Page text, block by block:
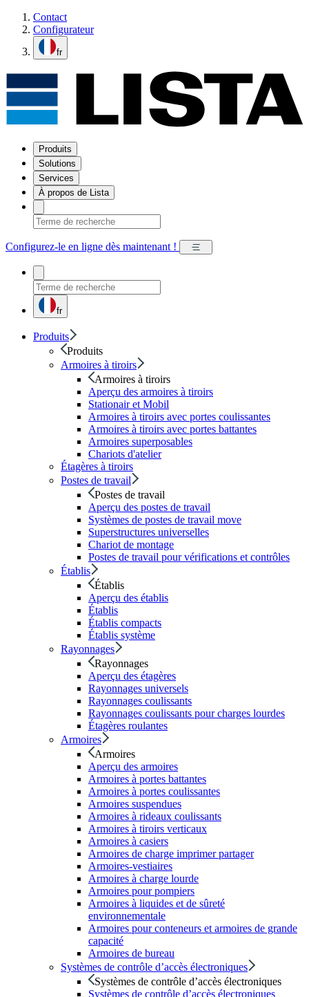
Contact
Configurateur
fr
Produits
Solutions
Services
À propos de Lista
Configurez-le en ligne dès maintenant !
fr
Produits
Produits
Armoires à tiroirs
Armoires à tiroirs
Aperçu des armoires à tiroirs
Stationair et Mobil
Armoires à tiroirs avec portes coulissantes
Armoires à tiroirs avec portes battantes
Armoires superposables
Chariots d'atelier
Étagères à tiroirs
Postes de travail
Postes de travail
Aperçu des postes de travail
Systèmes de postes de travail move
Superstructures universelles
Chariot de montage
Postes de travail pour vérifications et contrôles
Établis
Établis
Aperçu des établis
Établis
Établis compacts
Établis système
Rayonnages
Rayonnages
Aperçu des étagères
Rayonnages universels
Rayonnages coulissants
Rayonnages coulissants pour charges lourdes
Étagères roulantes
Armoires
Armoires
Aperçu des armoires
Armoires à portes battantes
Armoires à portes coulissantes
Armoires suspendues
Armoires à rideaux coulissants
Armoires à tiroirs verticaux
Armoires à casiers
Armoires de charge imprimer partager
Armoires-vestiaires
Armoires à charge lourde
Armoires pour pompiers
Armoires à liquides et de sûreté
environnementale
Armoires pour conteneurs et armoires de grande
capacité
Armoires de bureau
Systèmes de contrôle d’accès électroniques
Systèmes de contrôle d’accès électroniques
Systèmes de contrôle d’accès électroniques